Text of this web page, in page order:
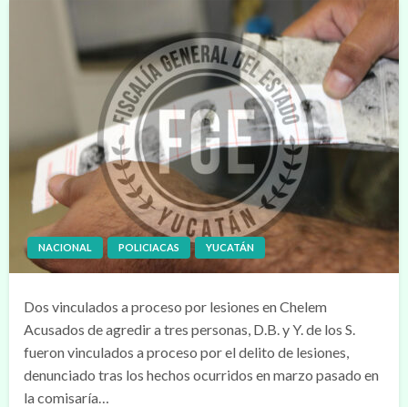
NACIONAL POLICIACAS YUCATÁN
Dos vinculados a proceso por lesiones en Chelem
Acusados de agredir a tres personas, D.B. y Y. de los S.
fueron vinculados a proceso por el delito de lesiones,
denunciado tras los hechos ocurridos en marzo pasado en
la comisaría…